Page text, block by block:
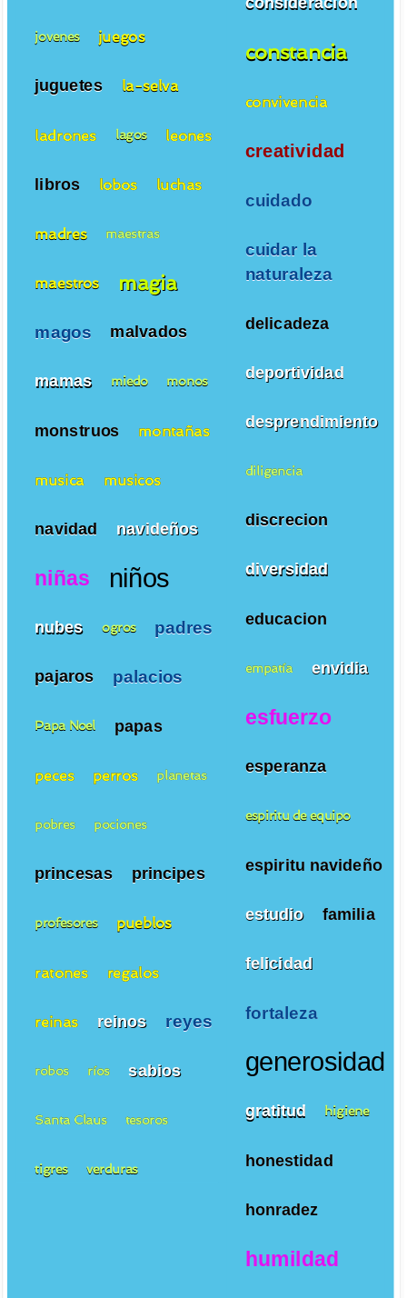
constancia
convivencia
creatividad
cuidado
cuidar la
naturaleza
delicadeza
deportividad
desprendimiento
diligencia
discrecion
diversidad
educacion
empatía envidia
esfuerzo
esperanza
espiritu de equipo
espiritu navideño
estudio familia
felicidad
fortaleza
generosidad
gratitud higiene
honestidad
honradez
humildad
jovenes juegos
juguetes la-selva
ladrones lagos leones
libros lobos luchas
madres maestras
maestros magia
magos malvados
mamas miedo monos
monstruos montañas
musica musicos
navidad navideños
niñas niños
nubes ogros padres
pajaros palacios
Papa Noel papas
peces perros planetas
pobres pociones
princesas principes
profesores pueblos
ratones regalos
reinas reinos reyes
robos ríos sabios
Santa Claus tesoros
tigres verduras